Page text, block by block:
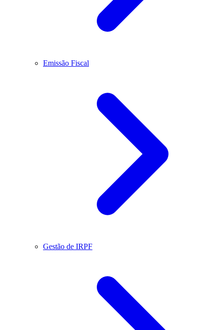
Emissão Fiscal
Gestão de IRPF